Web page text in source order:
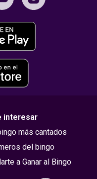
interesar
más cantados
del bingo
a Ganar al Bingo